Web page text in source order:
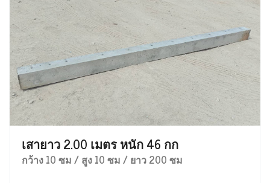
เสายาว 2.00 เมตร หนัก 46 กก
กว้าง 10 ซม / สูง 10 ซม / ยาว 200 ซม